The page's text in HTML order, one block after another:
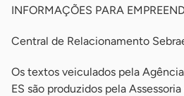
INFORMAÇÕES PARA
Central de Relacionamento
Os textos veiculados pela
ES são produzidos pela